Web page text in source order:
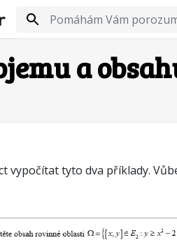
a
vypočítat tyto dva příklady.